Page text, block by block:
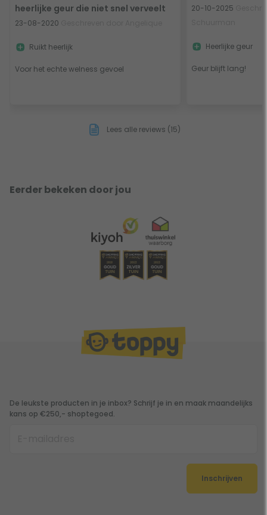
heerlijke geur die niet snel verveelt
23-08-2020
Voor het echte welness gevoel
Ruikt heerlijk
20-10-2025
Geur blijft lang!
Heerlijke geur
Lees alle reviews (15)
Eerder bekeken door jou
De leukste producten in je inbox? Schrijf je in en maak maandelijks
kans op €250,- shoptegoed.
Inschrijven